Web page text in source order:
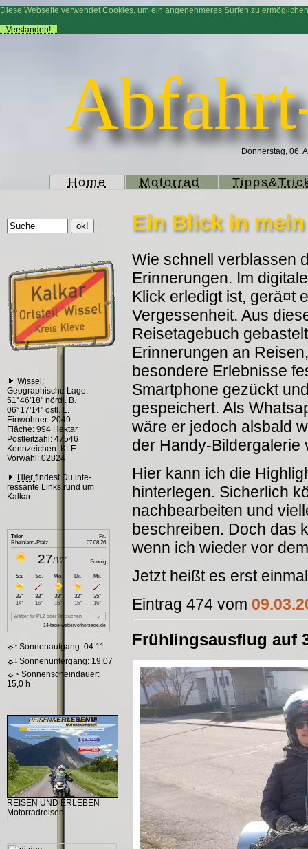
Diese Webseite verwendet Cookies, um ein angenehmeres Surfen zu
Verstanden!
Donnerstag, 06.
Home Motorrad
Wissel:
Geographische Lage:
51°46'18" nördl. B.
06°17'14" östl. L.
Einwohner: 2049
Fläche: 994 Hektar
Postleitzahl: 47546
Kennzeichen: KLE
Vorwahl: 02824
Hier findest Du inte-
ressante Links rund um
Kalkar.
☼⭫ Sonnenaufgang: 04:11
☼⭭ Sonnenuntergang: 19:07
☼◔ Sonnenscheindauer:
15,0 h
REISEN UND ERLEBEN
Motorradreisen
Ein Blick in
Wie schnell verblassen
Erinnerungen. Im
Klick erledigt ist, gerä¤t
Vergessenheit. Aus
Reisetagebuch
Erinnerungen an
besondere Erlebnisse
Smartphone gezückt
gespeichert. Als
wäre er jedoch alsbald
der Handy-Bildergalerie
Hier kann ich die
hinterlegen. Sicherlich
nachbearbeiten und
beschreiben. Doch das
wenn ich wieder vor
Jetzt heißt es erst
Eintrag 474 vom
Frühlingsausflug auf